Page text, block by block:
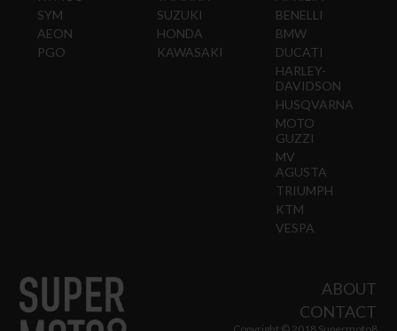
SYM
AEON
PGO
SUZUKI
HONDA
KAWASAKI
BENELLI
BMW
DUCATI
HARLEY-
DAVIDSON
HUSQVARNA
MOTO
GUZZI
MV
AGUSTA
TRIUMPH
KTM
VESPA
ABOUT
CONTACT